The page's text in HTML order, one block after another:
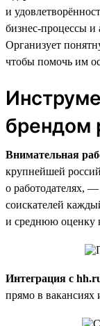
и
бизнес-процессы и
Организует
чтобы помочь им
брендом
Внимательная
крупнейшей
о работодателях,
соискателей
и среднюю оценку
Интеграция с
прямо в вакансиях